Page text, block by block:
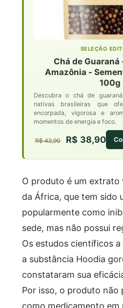
SELEÇÃO
Chá de
Amazônia -
100g
Descubra o chá de
nativas brasileiras que
encorpada, vigorosa e
momentos de energia e foco.
R$ 42,90 R$ 38,90
O produto é um extrato
da África, que tem sido
popularmente como
sede, mas não possui
Os estudos científicos
a substância Hoodia
constataram sua
Por isso, o produto não
como medicamento em